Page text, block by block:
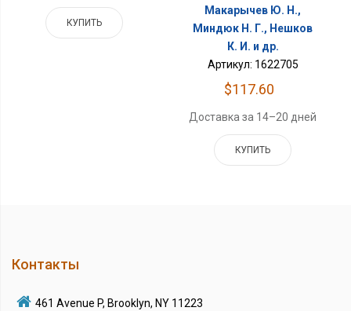
КУПИТЬ
Макарычев Ю. Н.,
Миндюк Н. Г., Нешков
К. И. и др.
Артикул: 1622705
$117.60
Доставка за 14–20 дней
КУПИТЬ
Контакты
461 Avenue P, Brooklyn, NY 11223